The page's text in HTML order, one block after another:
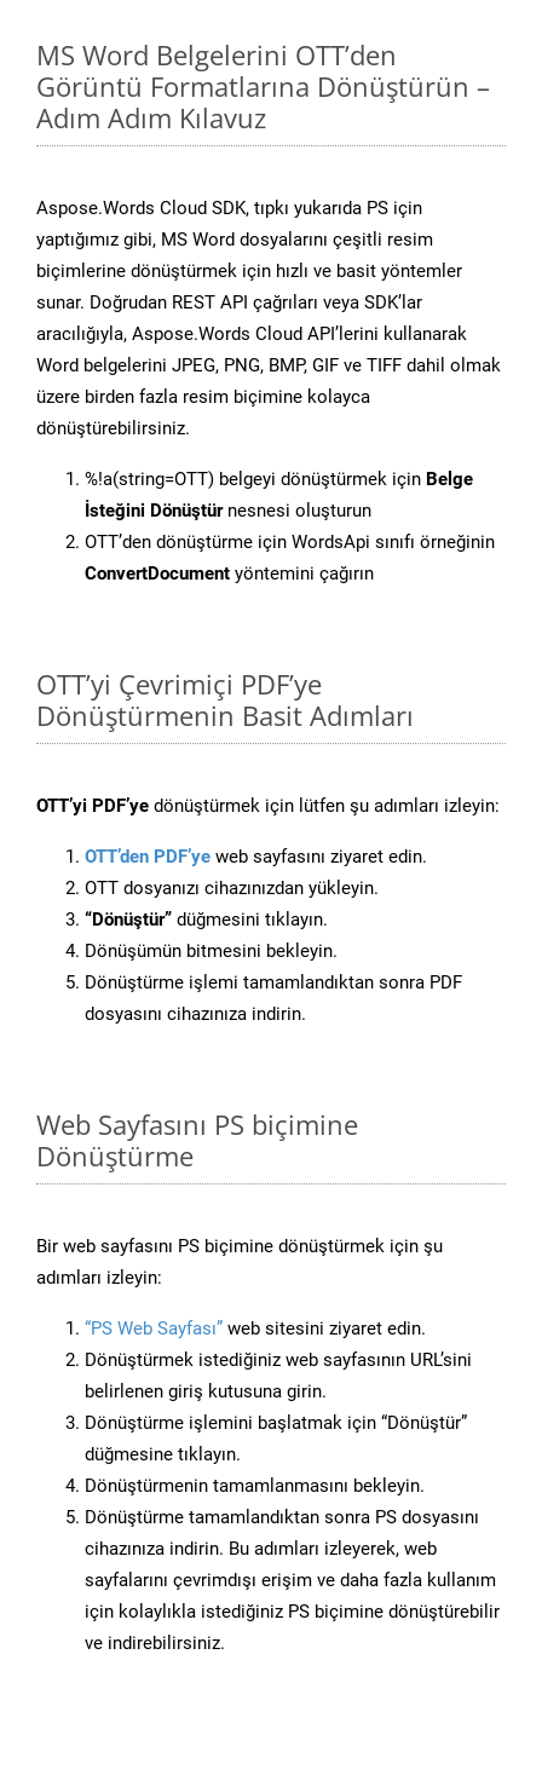
MS Word Belgelerini OTT’den
Görüntü Formatlarına Dönüştürün –
Adım Adım Kılavuz
Aspose.Words Cloud SDK, tıpkı yukarıda PS için
yaptığımız gibi, MS Word dosyalarını çeşitli resim
biçimlerine dönüştürmek için hızlı ve basit yöntemler
sunar. Doğrudan REST API çağrıları veya SDK’lar
aracılığıyla, Aspose.Words Cloud API’lerini kullanarak
Word belgelerini JPEG, PNG, BMP, GIF ve TIFF dahil olmak
üzere birden fazla resim biçimine kolayca
dönüştürebilirsiniz.
%!a(string=OTT) belgeyi dönüştürmek için Belge
İsteğini Dönüştürnesnesi oluşturun
OTT’den dönüştürme için WordsApi sınıfı örneğinin
ConvertDocument yöntemini çağırın
OTT’yi Çevrimiçi PDF’ye
Dönüştürmenin Basit Adımları
OTT’yi PDF’ye dönüştürmek için lütfen şu adımları izleyin:
OTT’den PDF’ye web sayfasını ziyaret edin.
OTT dosyanızı cihazınızdan yükleyin.
“Dönüştür” düğmesini tıklayın.
Dönüşümün bitmesini bekleyin.
Dönüştürme işlemi tamamlandıktan sonra PDF
dosyasını cihazınıza indirin.
Web Sayfasını PS biçimine
Dönüştürme
Bir web sayfasını PS biçimine dönüştürmek için şu
adımları izleyin:
“PS Web Sayfası” web sitesini ziyaret edin.
Dönüştürmek istediğiniz web sayfasının URL’sini
belirlenen giriş kutusuna girin.
Dönüştürme işlemini başlatmak için “Dönüştür”
düğmesine tıklayın.
Dönüştürmenin tamamlanmasını bekleyin.
Dönüştürme tamamlandıktan sonra PS dosyasını
cihazınıza indirin. Bu adımları izleyerek, web
sayfalarını çevrimdışı erişim ve daha fazla kullanım
için kolaylıkla istediğiniz PS biçimine dönüştürebilir
ve indirebilirsiniz.